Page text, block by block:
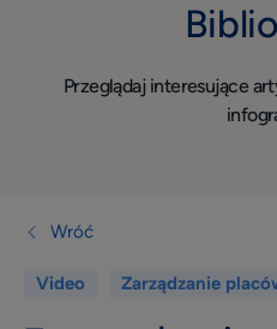
Przeglądaj interesujące
Usprawnienie pracy gabinetu
Wizerunek
Dla lekarza
Quiz
Wróć
Video Zarządzanie